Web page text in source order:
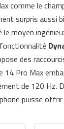
comme le
surpris aussi
moyen
fonctionnalité
des
14 Pro Max
de 120 Hz.
puisse offrir